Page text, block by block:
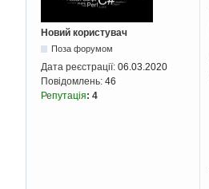
Новий користувач
Поза форумом
Дата реєстрації: 06.03.2020
Повідомлень: 46
Репутація: 4